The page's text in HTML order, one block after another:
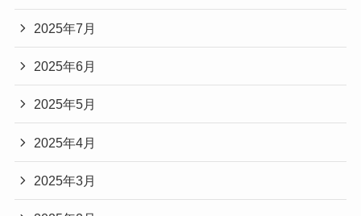
2025年7月
2025年6月
2025年5月
2025年4月
2025年3月